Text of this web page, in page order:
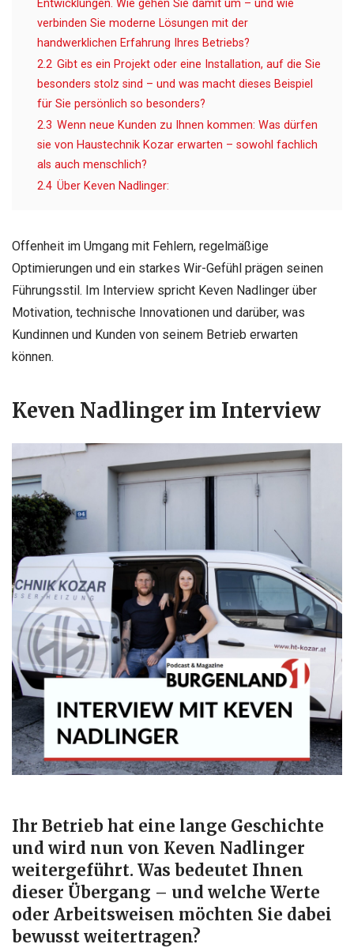
Entwicklungen. Wie gehen Sie damit um – und wie
verbinden Sie moderne Lösungen mit der
handwerklichen Erfahrung Ihres Betriebs?
2.2 Gibt es ein Projekt oder eine Installation, auf die Sie
besonders stolz sind – und was macht dieses Beispiel
für Sie persönlich so besonders?
2.3 Wenn neue Kunden zu Ihnen kommen: Was dürfen
sie von Haustechnik Kozar erwarten – sowohl fachlich
als auch menschlich?
2.4 Über Keven Nadlinger:
Offenheit im Umgang mit Fehlern, regelmäßige
Optimierungen und ein starkes Wir-Gefühl prägen seinen
Führungsstil. Im Interview spricht Keven Nadlinger über
Motivation, technische Innovationen und darüber, was
Kundinnen und Kunden von seinem Betrieb erwarten
können.
Keven Nadlinger im Interview
Ihr Betrieb hat eine lange Geschichte
und wird nun von Keven Nadlinger
weitergeführt. Was bedeutet Ihnen
dieser Übergang – und welche Werte
oder Arbeitsweisen möchten Sie dabei
bewusst weitertragen?